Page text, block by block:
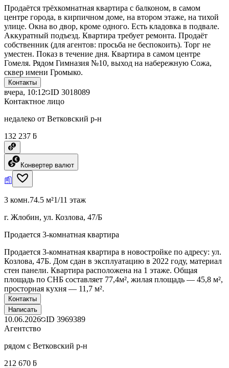
Продаётся трёхкомнатная квартира с балконом, в самом
центре города, в кирпичном доме, на втором этаже, на тихой
улице. Окна во двор, кроме одного. Есть кладовка в подвале.
Аккуратный подъезд. Квартира требует ремонта. Продаёт
собственник (для агентов: просьба не беспокоить). Торг не
уместен. Показ в течение дня. Квартира в самом центре
Гомеля. Рядом Гимназия №10, выход на набережную Сожа,
сквер имени Громыко.
Контакты
вчера, 10:12 ID 3018089
Контактное лицо
недалеко от Ветковский р-н
132 237 ƃ
Конвертер валют
3 комн.74.5 м²1/11 этаж
г. Жлобин, ул. Козлова, 47/Б
Продается 3-комнатная квартира
Продается 3-комнатная квартира в новостройке по адресу: ул.
Козлова, 47Б. Дом сдан в эксплуатацию в 2022 году, материал
стен панели. Квартира расположена на 1 этаже. Общая
площадь по СНБ составляет 77,4м², жилая площадь — 45,8 м²,
просторная кухня — 11,7 м².
Контакты
Написать
10.06.2026 ID 3969389
Агентство
рядом с Ветковский р-н
212 670 ƃ